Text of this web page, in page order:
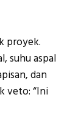
proyek.
suhu aspal
dan
veto: “Ini